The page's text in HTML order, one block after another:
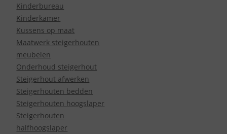
Kinderbureau
Kinderkamer
Kussens op maat
Maatwerk steigerhouten
meubelen
Onderhoud steigerhout
Steigerhout afwerken
Steigerhouten bedden
Steigerhouten hoogslaper
Steigerhouten
halfhoogslaper